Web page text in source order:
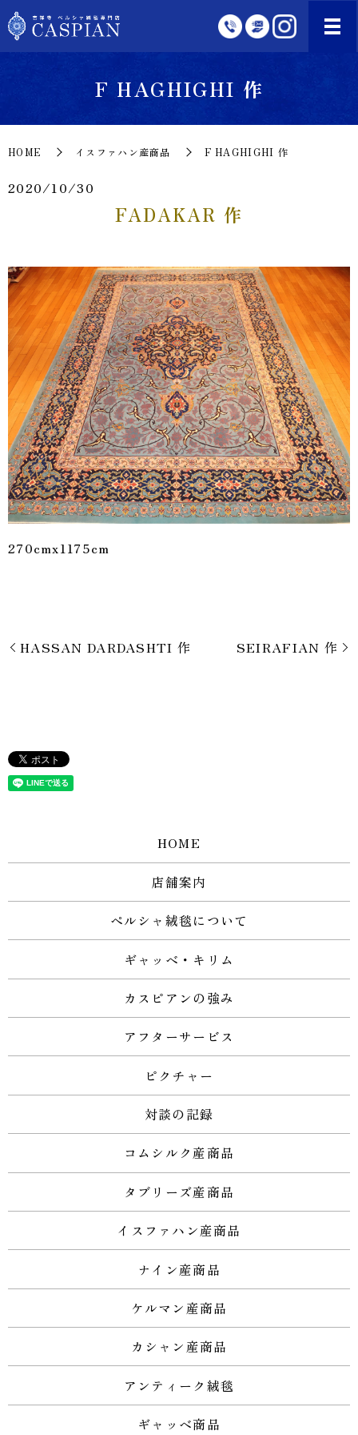
F HAGHIGHI 作
HOME イスファハン産商品 F HAGHIGHI 作
2020/10/30
FADAKAR 作
270cmx1175cm
HASSAN DARDASHTI 作 SEIRAFIAN 作
HOME
店舗案内
ペルシャ絨毯について
ギャッベ・キリム
カスピアンの強み
アフターサービス
ピクチャー
対談の記録
コムシルク産商品
タブリーズ産商品
イスファハン産商品
ナイン産商品
ケルマン産商品
カシャン産商品
アンティーク絨毯
ギャッベ商品